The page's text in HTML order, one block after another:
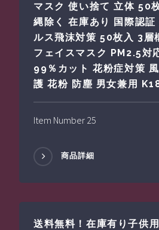
マスク 使い捨て 立体 50
縄除く 在庫あり 国際認証
ルス飛沫対策 50枚入 3層
フェイスマスク PM2.5対
99％カット 花粉症対策
護 花粉 防塵 男女兼用
Item Number 25
商品詳細
送料無料！在庫有り子供